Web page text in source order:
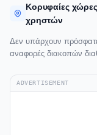
Κορυφαίες
χρηστών
Δεν υπάρχουν
αναφορές διακοπών
ADVERTISEMENT